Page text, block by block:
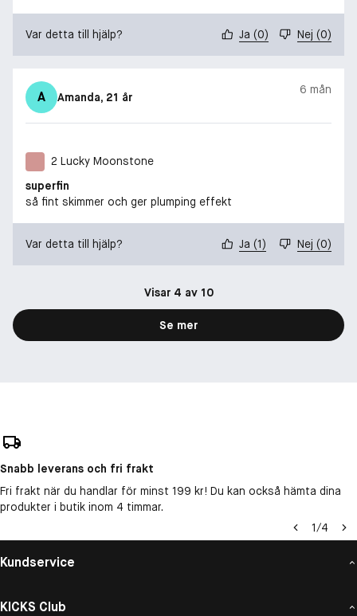
Var detta till hjälp? Ja (0) Nej (0)
A Amanda, 21 år
6 mån
2 Lucky Moonstone
superfin
så fint skimmer och ger plumping effekt
Var detta till hjälp? Ja (1) Nej (0)
Visar 4 av 10
Se mer
Snabb leverans och fri frakt
Fri frakt när du handlar för minst 199 kr! Du kan också hämta dina
produkter i butik inom 4 timmar.
1/4
Kundservice
KICKS Club